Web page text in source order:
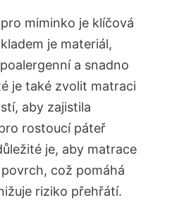
miminko je klíčová
je materiál,
a snadno
je také ​zvolit matraci
aby zajistila
rostoucí páteř
je, aby matrace
což pomáhá
riziko přehřátí.